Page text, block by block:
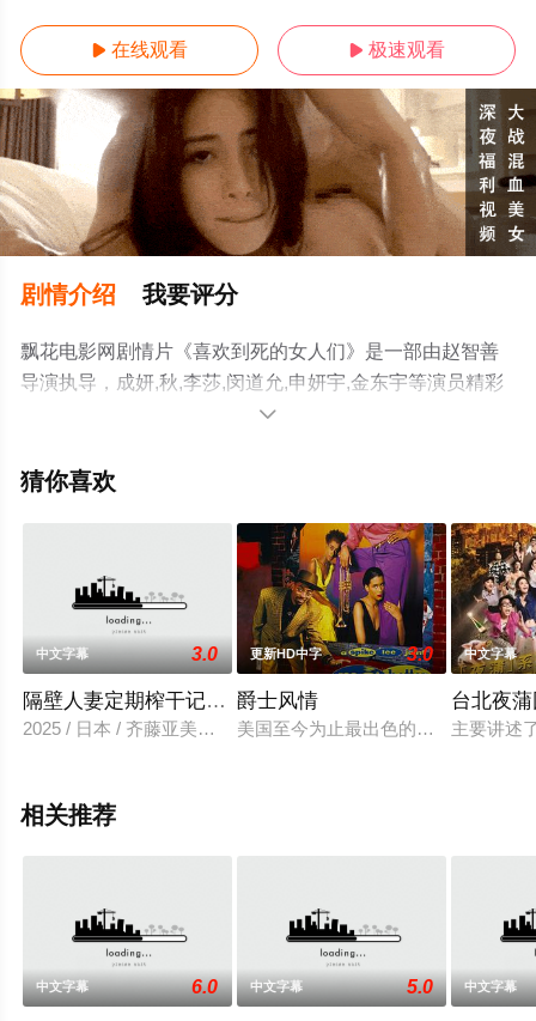
 在线观看  极速观看
剧情介绍 我要评分
飘花电影网剧情片《喜欢到死的女人们》是一部由赵智善
导演执导，成妍,秋,李莎,闵道允,申妍宇,金东宇等演员精彩
演绎的韩国电影，手机免费观看高清未删减完整版电影大
猫或剧情网等平台了解。

猜你喜欢
中文字幕 3.0
隔壁人妻定期榨干记事（无删减版）
2025 / 日本 / 齐藤亚美里,田中一平
更新HD中字 3.0
爵士风情
美国至今为止最出色的黑人导演拍摄
中文字幕
台北夜
主要讲述
相关推荐
中文字幕 6.0 中文字幕 5.0 中文字幕